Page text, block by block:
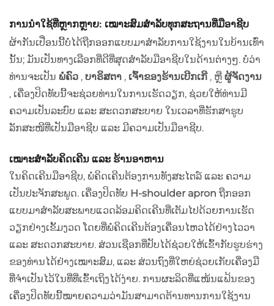
ການນຳໃຊ້ທີ່ຫຼາກຫຼາຍ: ເໝາະສົມສຳລັບທຸກສະຖານທີ່ມືອາຊີບ
ຜ້າກັນເປື່ອນນີ້ບໍ່ໄດ້ຖືກອອກແບບມາສຳລັບການໃຊ້ງານໃນບ້ານເທົ່າ
ນັ້ນ; ມັນເປັນທາງເລືອກທີ່ດີທີ່ສຸດສຳລັບມືອາຊີບໃນດ້ານຕ່າງໆ. ບໍ່ວ່າ
ທ່ານຈະເປັນ ພໍ່ຄົວ , ບາຣິສຕາ , ເຈົ້າຂອງຮ້ານເບີກເກີ , ຫຼື ຜູ້ຈັດງານ
, ເຄື່ອງປິດທັບນີ້ຈະຊ່ວຍທ່ານໃນການເຮັດວຽກ, ຊ່ວຍໃຫ້ທ່ານມີ
ຄວາມເປັນລະບົບ ແລະ ສະດວກສະບາຍ ໃນເວລາທີ່ຮັກສາຮູບ
ລັກສະໜີທີ່ເປັນມືອາຊີບ ແລະ ມີຄວາມເປັນມືອາຊີບ.
ເໝາະສຳລັບຄິດເຄີນ ແລະ ຮ້ານອາຫານ
ໃນຄິດເຄີນມືອາຊີບ, ພໍ່ຄິດເຄີນຕ້ອງການທັງສະໄຕລ໌ ແລະ ຄວາມ
ເປັນປະຈັກສະພູດ. ເຄື່ອງປິດທັບ H-shoulder apron ຖືກອອກ
ແບບມາສຳລັບສະພາບແວດລ້ອມຄິດເຄີນທີ່ເຕັມໄປດ້ວຍການເຮັດ
ວຽກຢ່າງເຂັ້ມງວດ ໂດຍທີ່ພໍ່ຄິດເຄີນຕ້ອງເຄື່ອນໄຫວໄດ້ຢ່າງໄວວາ
ແລະ ສະດວກສະບາຍ. ສ່ວນເຊືອກທີ່ປັບໄດ້ຊ່ວຍໃຫ້ເຂົ້າກັບຮູບຮ່າງ
ຂອງທ່ານໄດ້ຢ່າງເໝາະສົມ, ແລະ ສ່ວນຖົງທີ່ໃຫຍ່ຊ່ວຍເກັບເຄື່ອງມື
ທີ່ຈຳເປັນໄວ້ໃນທີ່ທີ່ເຂົ້າເຖິງໄດ້ງ່າຍ. ການຜະລິດທີ່ແໜ້ນແຟ້ນຂອງ
ເຄື່ອງປິດທັບນີ້ໝາຍຄວາມວ່າມັນສາມາດຕ້ານທານການໃຊ້ງານ